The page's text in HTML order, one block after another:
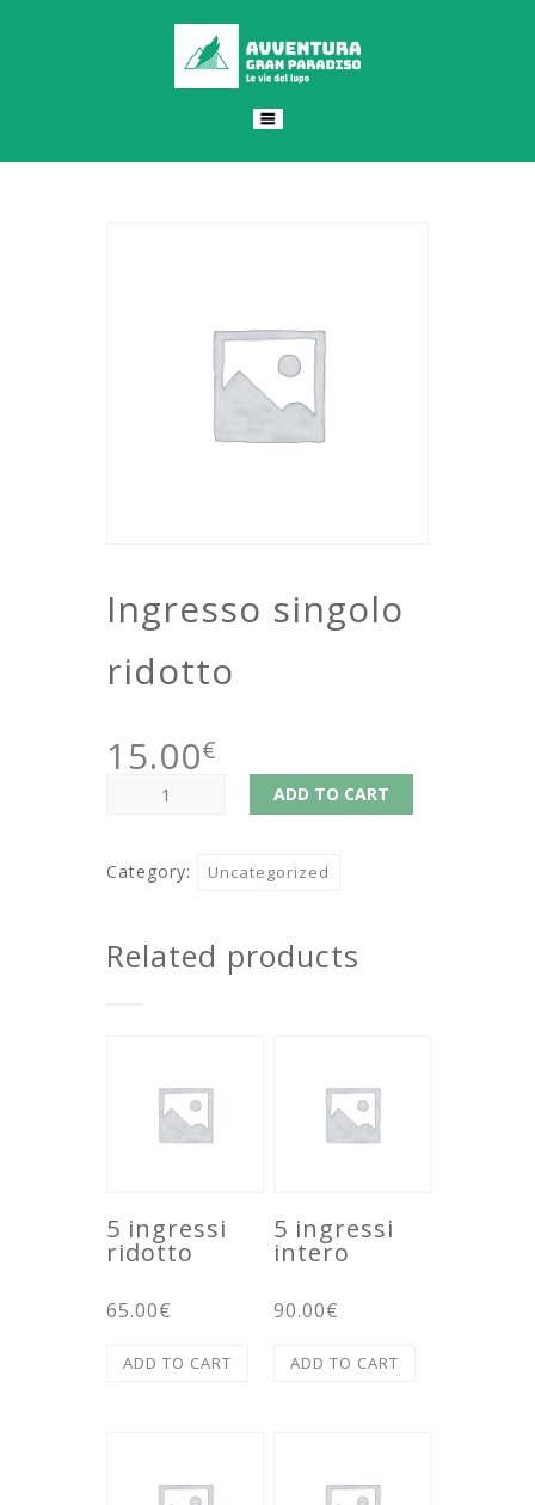
Ingresso singolo
ridotto
15.00€
Ingresso
quantity
ADD TO CART
Category: Uncategorized
Related products
5 ingressi
ridotto
65.00€
ADD TO CART
5 ingressi
intero
90.00€
ADD TO CART